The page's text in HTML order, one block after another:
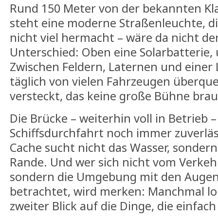
Rund 150 Meter von der bekannten
steht eine moderne Straßenleuchte,
nicht viel hermacht – wäre da nicht
Unterschied: Oben eine
Zwischen Feldern, Laternen und einer
täglich von vielen Fahrzeugen
versteckt, das keine große Bühne
Die Brücke – weiterhin voll in Betrieb
Schiffsdurchfahrt noch immer
Cache sucht nicht das Wasser,
Rande. Und wer sich nicht vom
sondern die Umgebung mit den
betrachtet, wird merken: Manchmal
zweiter Blick auf die Dinge, die